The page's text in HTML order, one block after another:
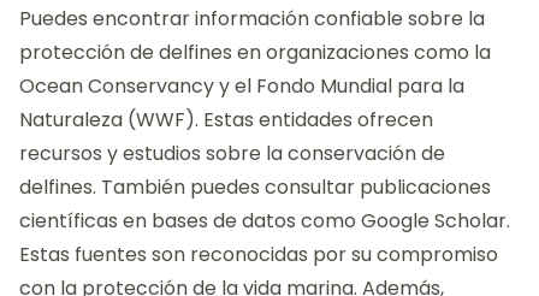
Puedes encontrar información confiable sobre la
protección de delfines en organizaciones como la
Ocean Conservancy y el Fondo Mundial para la
Naturaleza (WWF). Estas entidades ofrecen
recursos y estudios sobre la conservación de
delfines. También puedes consultar publicaciones
científicas en bases de datos como Google Scholar.
Estas fuentes son reconocidas por su compromiso
con la protección de la vida marina. Además,